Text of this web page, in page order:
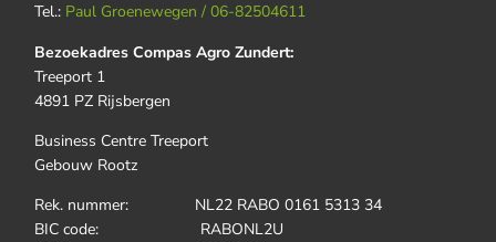
Tel.: Paul Groenewegen / 06-82504611
Bezoekadres Compas Agro Zundert:
Treeport 1
4891 PZ Rijsbergen
Business Centre Treeport
Gebouw Rootz
Rek. nummer: NL22 RABO 0161 5313 34
BIC code: RABONL2U